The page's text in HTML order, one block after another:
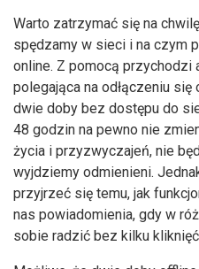
Warto zatrzymać się na
spędzamy w sieci i na czym
online. Z pomocą przychodzi
polegająca na odłączeniu
dwie doby bez dostępu do
48 godzin na pewno nie
życia i przyzwyczajeń, nie
wyjdziemy odmienieni.
przyjrzeć się temu, jak
nas powiadomienia, gdy w
sobie radzić bez kilku